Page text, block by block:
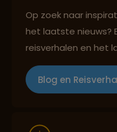
Reizen met oog
Op zoek naar
het laatste nieuws?
reisverhalen en het
Blog en